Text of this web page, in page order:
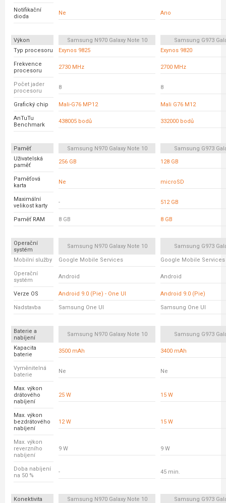
Notifikační
dioda
Ne Ano
Výkon Samsung N970 Galaxy Note 10
Samsung G973
Typ procesoru
Exynos 9825 Exynos 9820
Frekvence
procesoru
2730 MHz 2700 MHz
Počet jader
procesoru
8 8
Grafický chip Mali-G76 MP12 Mali G76 M12
AnTuTu
Benchmark
438005 bodů 332000 bodů
Paměť Samsung N970 Galaxy Note 10
Samsung G973
Uživatelská
paměť
256 GB 128 GB
Paměťová
karta
Ne microSD
Maximální
velikost karty
- 512 GB
Paměť RAM 8 GB 8 GB
Operační
systém
Samsung N970 Galaxy Note 10 Samsung G973
Mobilní služby Google Mobile Services Google Mobile Services
Operační
systém
Android Android
Verze OS Android 9.0 (Pie) - One UI Android 9.0 (Pie)
Nadstavba Samsung One UI Samsung One UI
Baterie a
nabíjení
Samsung N970 Galaxy Note 10 Samsung G973
Kapacita
baterie
3500 mAh 3400 mAh
Vyměnitelná
baterie
Ne Ne
Max. výkon
drátového
nabíjení
25 W 15 W
Max. výkon
bezdrátového
nabíjení
12 W 15 W
Max. výkon
reverzního
nabíjení
9 W 9 W
Doba nabíjení
na 50 %
- 45 min.
Konektivita Samsung N970 Galaxy Note 10
Samsung G973